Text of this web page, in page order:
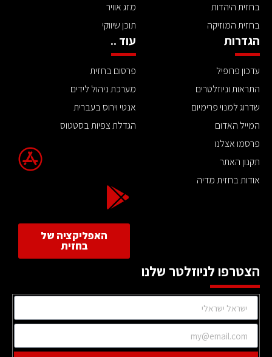
בחזית היהדות
בחזית המוזיקה
מזג אוויר
תוכן שיווקי
הגדרות
עדכון פרופיל
התראות וניוזלטרים
שדרוג למנוי פרימיום
המייל האדום
פרסמו אצלנו
תקנון האתר
אודות בחזית מדיה
עוד ..
פרסום בחזית
מערכת ניהול לידים
אנטי וירוס בעברית
הגדלת צפיות בסטטוס
האפליקציה של
בחזית
הצטרפו לניוזלטר שלנו